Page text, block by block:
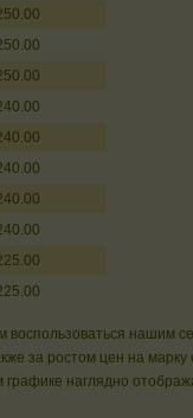
воспользоваться нашим
за ростом цен на марку
наглядно